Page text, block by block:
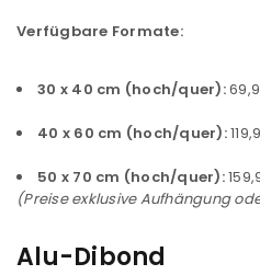
Verfügbare Formate:
30 x 40 cm (hoch/quer):
40 x 60 cm (hoch/quer):
50 x 70 cm (hoch/quer):
(Preise exklusive Aufhängung
Alu-Dibond